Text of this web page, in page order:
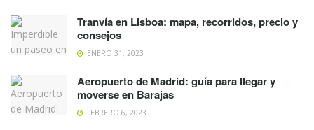
Tranvía en Lisboa: mapa, recorridos, precio y
consejos
ENERO 31, 2023
Aeropuerto de Madrid: guía para llegar y
moverse en Barajas
FEBRERO 6, 2023